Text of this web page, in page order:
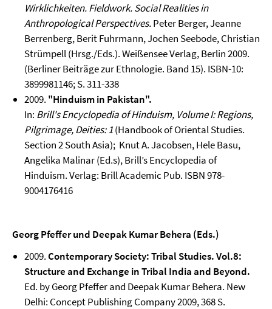
Wirklichkeiten. Fieldwork. Social Realities in
Anthropological Perspectives.Peter Berger, Jeanne
Berrenberg, Berit Fuhrmann, Jochen Seebode, Christian
Strümpell (Hrsg./Eds.). Weißensee Verlag, Berlin 2009.
(Berliner Beiträge zur Ethnologie. Band 15). ISBN-10:
3899981146; S. 311-338
2009. "Hinduism in Pakistan".
In: Brill's Encyclopedia of Hinduism, Volume I: Regions,
Pilgrimage, Deities: 1(Handbook of Oriental Studies.
Section 2 South Asia); Knut A. Jacobsen, Hele Basu,
Angelika Malinar (Ed.s), Brill’s Encyclopedia of
Hinduism. Verlag: Brill Academic Pub. ISBN 978-
9004176416
Georg Pfeffer und Deepak Kumar Behera (Eds.)
2009.Contemporary Society: Tribal Studies. Vol.8:
Structure and Exchange in Tribal India and Beyond.
Ed. by Georg Pfeffer and Deepak Kumar Behera. New
Delhi: Concept Publishing Company 2009, 368 S.